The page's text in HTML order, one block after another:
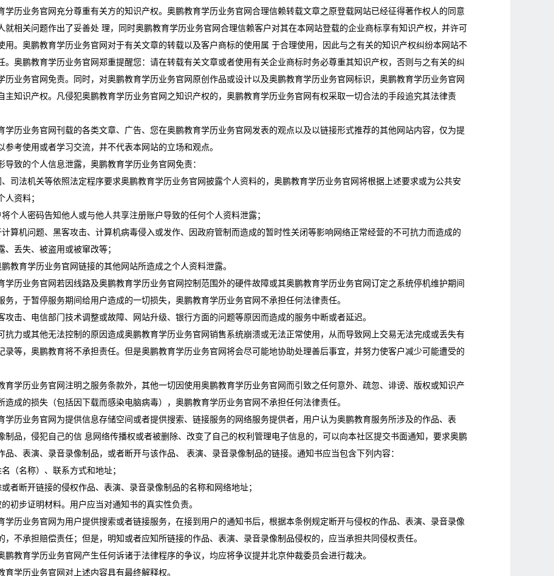
学历业务官网充分尊重有关方的知识产权。奥鹏教育学历业务官网合理信赖转载文章之原登载网站已经征得著作权人的同意
就相关问题作出了妥善处 理，同时奥鹏教育学历业务官网合理信赖客户对其在本网站登载的企业商标享有知识产权，并许可
用。奥鹏教育学历业务官网对于有关文章的转载以及客户商标的使用属 于合理使用，因此与之有关的知识产权纠纷本网站不
。奥鹏教育学历业务官网郑重提醒您：请在转载有关文章或者使用有关企业商标时务必尊重其知识产权，否则与之有关的纠
历业务官网免责。同时，对奥鹏教育学历业务官网原创作品或设计以及奥鹏教育学历业务官网标识，奥鹏教育学历业务官网
主知识产权。凡侵犯奥鹏教育学历业务官网之知识产权的，奥鹏教育学历业务官网有权采取一切合法的手段追究其法律责
学历业务官网刊载的各类文章、广告、您在奥鹏教育学历业务官网发表的观点以及以链接形式推荐的其他网站内容，仅为提
参考使用或者学习交流，并不代表本网站的立场和观点。
导致的个人信息泄露，奥鹏教育学历业务官网免责：
司法机关等依照法定程序要求奥鹏教育学历业务官网披露个人资料的，奥鹏教育学历业务官网将根据上述要求或为公共安
资料；
个人密码告知他人或与他人共享注册账户导致的任何个人资料泄露；
算机问题、黑客攻击、计算机病毒侵入或发作、因政府管制而造成的暂时性关闭等影响网络正常经营的不可抗力而造成的
、丢失、被盗用或被窜改等；
教育学历业务官网链接的其他网站所造成之个人资料泄露。
学历业务官网若因线路及奥鹏教育学历业务官网控制范围外的硬件故障或其奥鹏教育学历业务官网订定之系统停机维护期间
务，于暂停服务期间给用户造成的一切损失，奥鹏教育学历业务官网不承担任何法律责任。
攻击、电信部门技术调整或故障、网站升级、银行方面的问题等原因而造成的服务中断或者延迟。
抗力或其他无法控制的原因造成奥鹏教育学历业务官网销售系统崩溃或无法正常使用，从而导致网上交易无法完成或丢失有
录等，奥鹏教育将不承担责任。但是奥鹏教育学历业务官网将会尽可能地协助处理善后事宜，并努力使客户减少可能遭受的
育学历业务官网注明之服务条款外，其他一切因使用奥鹏教育学历业务官网而引致之任何意外、疏忽、诽谤、版权或知识产
造成的损失（包括因下载而感染电脑病毒），奥鹏教育学历业务官网不承担任何法律责任。
学历业务官网为提供信息存储空间或者提供搜索、链接服务的网络服务提供者，用户认为奥鹏教育服务所涉及的作品、表
制品，侵犯自己的信 息网络传播权或者被删除、改变了自己的权利管理电子信息的，可以向本社区提交书面通知，要求奥鹏
品、表演、录音录像制品，或者断开与该作品、 表演、录音录像制品的链接。通知书应当包含下列内容：
（名称）、联系方式和地址；
者断开链接的侵权作品、表演、录音录像制品的名称和网络地址；
初步证明材料。用户应当对通知书的真实性负责。
学历业务官网为用户提供搜索或者链接服务，在接到用户的通知书后，根据本条例规定断开与侵权的作品、表演、录音录像
，不承担赔偿责任；但是，明知或者应知所链接的作品、表演、录音录像制品侵权的，应当承担共同侵权责任。
鹏教育学历业务官网产生任何诉诸于法律程序的争议，均应将争议提并北京仲裁委员会进行裁决。
育学历业务官网对上述内容具有最终解释权。